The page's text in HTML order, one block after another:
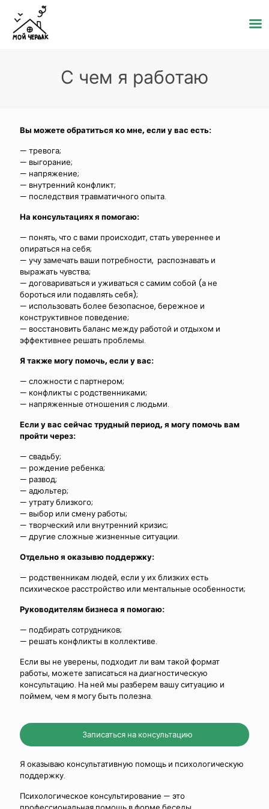
С чем я работаю
Вы можете обратиться ко мне, если у вас есть:
— тревога;
— выгорание;
— напряжение;
— внутренний конфликт;
— последствия травматичного опыта.
На консультациях я помогаю:
— понять, что с вами происходит, стать увереннее и
опираться на себя;
— учу замечать ваши потребности, распознавать и
выражать чувства;
— договариваться и уживаться с самим собой (а не
бороться или подавлять себя);
— использовать более безопасное, бережное и
конструктивное поведение;
— восстановить баланс между работой и отдыхом и
эффективнее решать проблемы.
Я также могу помочь, если у вас:
— сложности с партнером;
— конфликты с родственниками;
— напряженные отношения с людьми.
Если у вас сейчас трудный период, я могу помочь вам
пройти через:
— свадьбу;
— рождение ребенка;
— развод;
— адюльтер;
— утрату близкого;
— выбор или смену работы;
— творческий или внутренний кризис;
— другие сложные жизненные ситуации.
Отдельно я оказывю поддержку:
— родственникам людей, если у их близких есть
психическое расстройство или ментальные особенности;
Руководителям бизнеса я помогаю:
— подбирать сотрудников;
— решать конфликты в коллективе.
Если вы не уверены, подходит ли вам такой формат
работы, можете записаться на диагностическую
консультацию. На ней мы разберем вашу ситуацию и
поймем, чем я могу быть полезна.
Записаться на консультацию
Я оказываю консультативную помощь и психологическую
поддержку.
Психологическое консультирование — это